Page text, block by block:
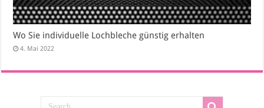
Wo Sie individuelle Lochbleche günstig erhalten
4. Mai 2022